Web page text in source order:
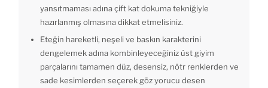
yansıtmaması adına çift kat dokuma tekniğiyle
hazırlanmış olmasına dikkat etmelisiniz.
Eteğin hareketli, neşeli ve baskın karakterini
dengelemek adına kombinleyeceğiniz üst giyim
parçalarını tamamen düz, desensiz, nötr renklerden ve
sade kesimlerden seçerek göz yorucu desen